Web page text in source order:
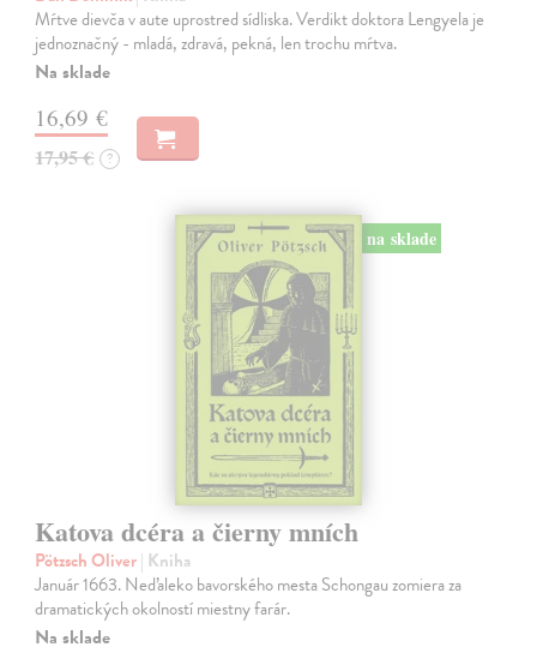
Mŕtve dievča v aute uprostred sídliska. Verdikt doktora Lengyela je
jednoznačný - mladá, zdravá, pekná, len trochu mŕtva.
Na sklade
16,69 €
17,95 € ?
na sklade
Katova dcéra a čierny mních
Pötzsch Oliver| Kniha
Január 1663. Neďaleko bavorského mesta Schongau zomiera za
dramatických okolností miestny farár.
Na sklade